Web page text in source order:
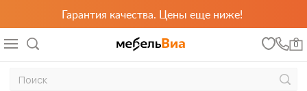
Гарантия качества. Цены еще ниже!
0